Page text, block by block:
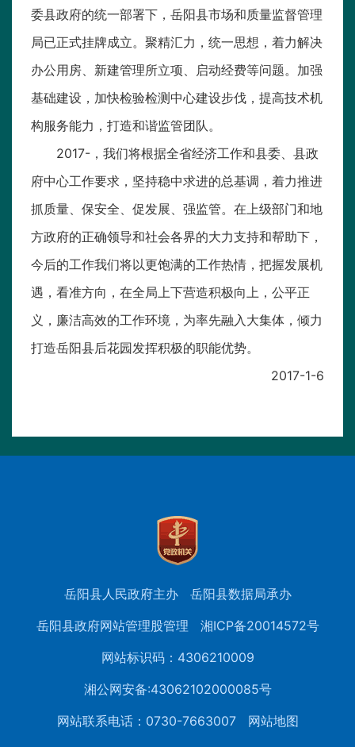
委县政府的统一部署下，岳阳县市场和质量监督管理
局已正式挂牌成立。聚精汇力，统一思想，着力解决
办公用房、新建管理所立项、启动经费等问题。加强
基础建设，加快检验检测中心建设步伐，提高技术机
构服务能力，打造和谐监管团队。
2017-，我们将根据全省经济工作和县委、县政
府中心工作要求，坚持稳中求进的总基调，着力推进
抓质量、保安全、促发展、强监管。在上级部门和地
方政府的正确领导和社会各界的大力支持和帮助下，
今后的工作我们将以更饱满的工作热情，把握发展机
遇，看准方向，在全局上下营造积极向上，公平正
义，廉洁高效的工作环境，为率先融入大集体，倾力
打造岳阳县后花园发挥积极的职能优势。
2017-1-6
岳阳县人民政府主办
岳阳县数据局承办
岳阳县政府网站管理股管理
湘ICP备20014572号
网站标识码：4306210009
湘公网安备:43062102000085号
网站联系电话：0730-7663007
网站地图